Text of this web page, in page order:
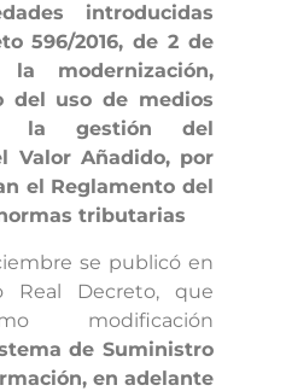
introducidas
596/2016, de 2 de
modernización,
del uso de medios
la gestión del
Valor Añadido, por
el Reglamento del
tributarias
se publicó en
Decreto, que
modificación
de Suministro
en adelante